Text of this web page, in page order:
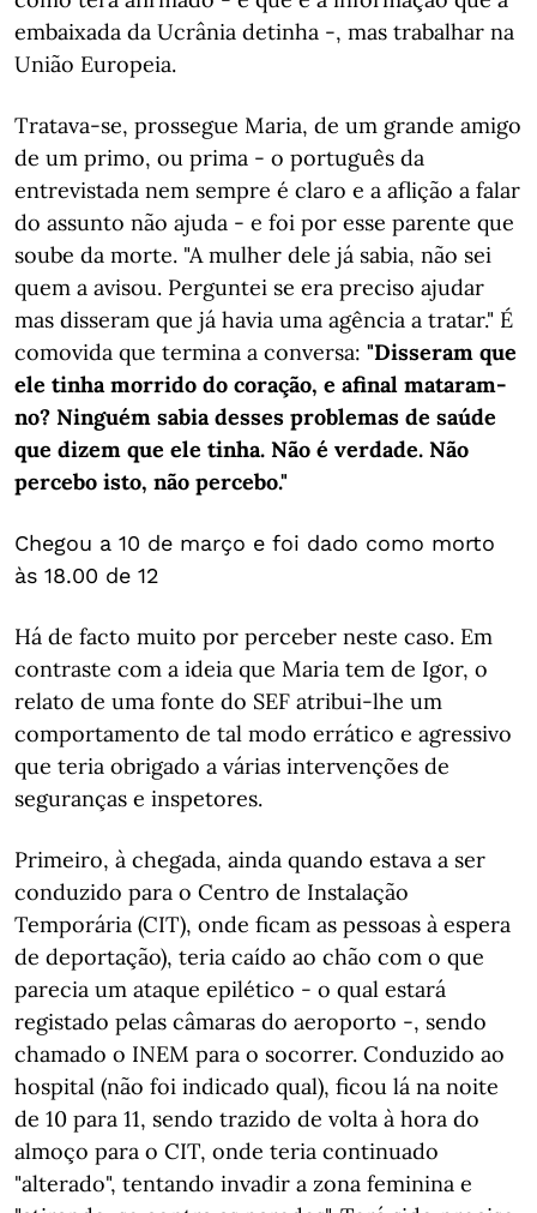
embaixada da Ucrânia detinha -, mas trabalhar na
União Europeia.
Tratava-se, prossegue Maria, de um grande amigo
de um primo, ou prima - o português da
entrevistada nem sempre é claro e a aflição a falar
do assunto não ajuda - e foi por esse parente que
soube da morte. "A mulher dele já sabia, não sei
quem a avisou. Perguntei se era preciso ajudar
mas disseram que já havia uma agência a tratar." É
comovida que termina a conversa: "Disseram que
ele tinha morrido do coração, e afinal mataram-
no? Ninguém sabia desses problemas de saúde
que dizem que ele tinha. Não é verdade. Não
percebo isto, não percebo."
Chegou a 10 de março e foi dado como morto
às 18.00 de 12
Há de facto muito por perceber neste caso. Em
contraste com a ideia que Maria tem de Igor, o
relato de uma fonte do SEF atribui-lhe um
comportamento de tal modo errático e agressivo
que teria obrigado a várias intervenções de
seguranças e inspetores.
Primeiro, à chegada, ainda quando estava a ser
conduzido para o Centro de Instalação
Temporária (CIT), onde ficam as pessoas à espera
de deportação), teria caído ao chão com o que
parecia um ataque epilético - o qual estará
registado pelas câmaras do aeroporto -, sendo
chamado o INEM para o socorrer. Conduzido ao
hospital (não foi indicado qual), ficou lá na noite
de 10 para 11, sendo trazido de volta à hora do
almoço para o CIT, onde teria continuado
"alterado", tentando invadir a zona feminina e